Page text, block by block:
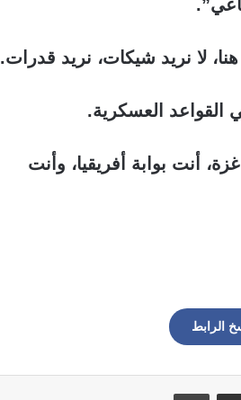
لا نريد شيكات، نريد قدرات.
القواعد العسكرية.
أنت بوابة أفريقيا، وأنت
الرابط
مشاركة عبر البريد طباعة